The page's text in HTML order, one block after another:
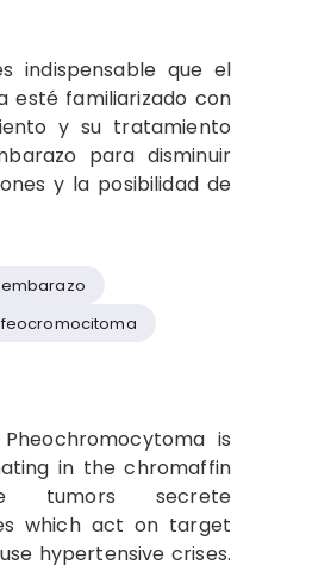
indispensable que el
esté familiarizado con
y su tratamiento
para disminuir
y la posibilidad de
embarazo
feocromocitoma
is
in the chromaffin
tumors secrete
which act on target
hypertensive crises.